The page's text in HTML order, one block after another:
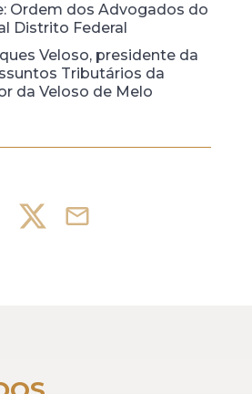
Ordem dos Advogados do
Distrito Federal
Veloso, presidente da
Tributários da
da Veloso de Melo